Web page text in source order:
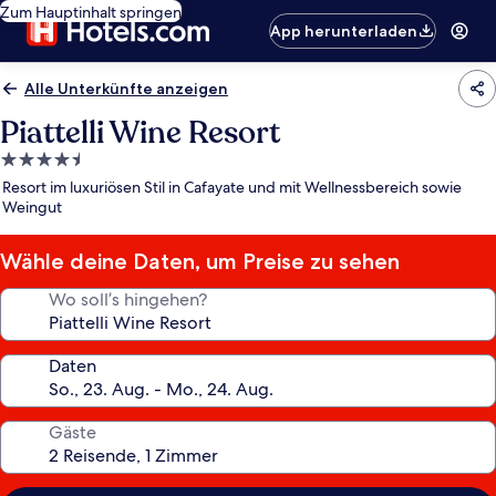
Zum Hauptinhalt springen
App herunterladen
Alle Unterkünfte anzeigen
Piattelli Wine Resort
4.5-
Sterne-
Unterkunft
Resort im luxuriösen Stil in Cafayate und mit Wellnessbereich sowie
Weingut
Wähle deine Daten, um Preise zu sehen
Wo soll’s hingehen?
Daten
Gäste